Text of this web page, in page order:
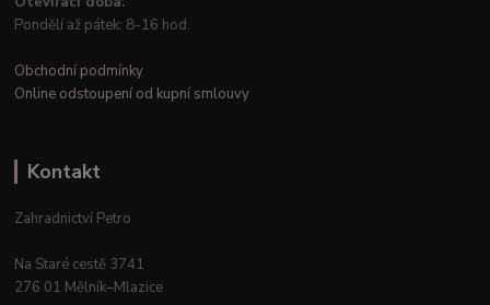
Pondělí až pátek: 8-16 hod.
Obchodní podmínky
Online odstoupení od kupní smlouvy
Kontakt
Zahradnictví Petro
Na Staré cestě 3741
276 01 Mělník–Mlazice